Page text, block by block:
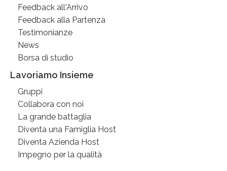
Feedback all'Arrivo
Feedback alla Partenza
Testimonianze
News
Borsa di studio
Lavoriamo Insieme
Gruppi
Collabora con noi
La grande battaglia
Diventa una Famiglia Host
Diventa Azienda Host
Impegno per la qualità